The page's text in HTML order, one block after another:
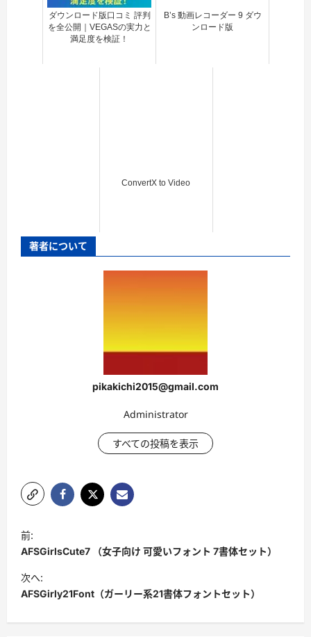
ダウンロード版口コミ 評判
を全公開｜VEGASの実力と
満足度を検証！
B’s 動画レコーダー 9 ダウ
ンロード版
ConvertX to Video
著者について
pikakichi2015@gmail.com
Administrator
すべての投稿を表示
投
稿
ナ
ビ
前:
AFSGirlsCute7 （女子向け 可愛いフォント 7書体セット）
次へ:
AFSGirly21Font（ガーリー系21書体フォントセット）